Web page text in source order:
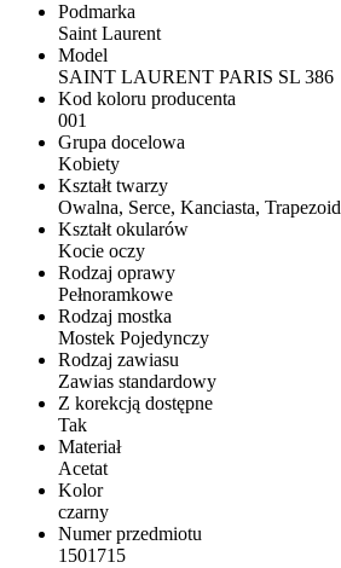
Podmarka
Saint Laurent
Model
SAINT LAURENT PARIS SL 386
Kod koloru producenta
001
Grupa docelowa
Kobiety
Kształt twarzy
Owalna, Serce, Kanciasta, Trapezoid
Kształt okularów
Kocie oczy
Rodzaj oprawy
Pełnoramkowe
Rodzaj mostka
Mostek Pojedynczy
Rodzaj zawiasu
Zawias standardowy
Z korekcją dostępne
Tak
Materiał
Acetat
Kolor
czarny
Numer przedmiotu
1501715